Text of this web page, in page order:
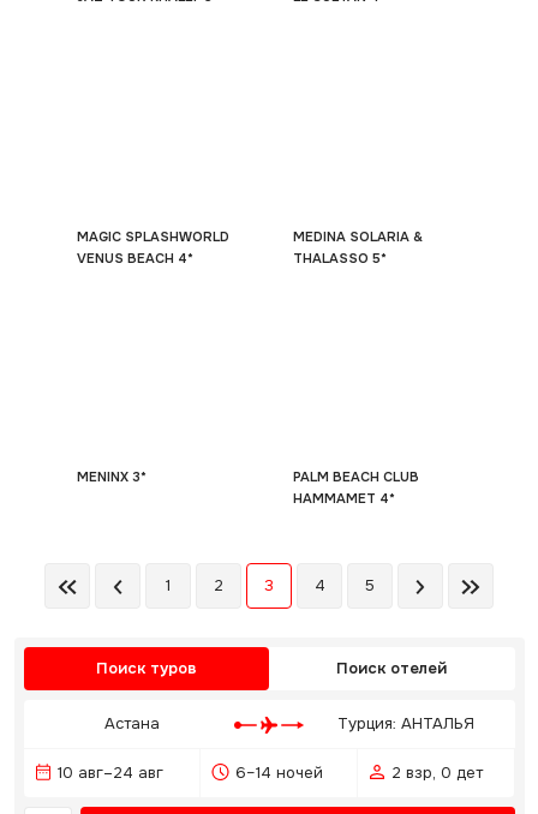
MAGIC SPLASHWORLD
VENUS BEACH 4*
MEDINA SOLARIA &
THALASSO 5*
MENINX 3*
PALM BEACH CLUB
HAMMAMET 4*
1 2 3 4 5
Поиск туров Поиск отелей
Астана Турция: АНТАЛЬЯ
10 авг–24 авг 6–14 ночей 2 взр, 0 дет